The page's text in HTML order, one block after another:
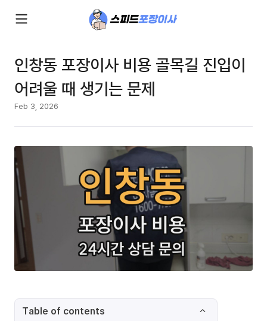
인창동 포장이사 비용 골목길 진입이
어려울 때 생기는 문제
Feb 3, 2026
Table of contents